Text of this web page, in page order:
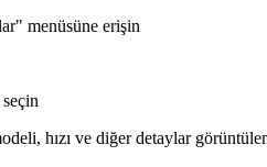
menüsüne erişin
hızı ve diğer detaylar